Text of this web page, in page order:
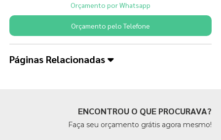
Orçamento por Whatsapp
Orçamento pelo Telefone
Páginas Relacionadas
ENCONTROU O QUE PROCURAVA?
Faça seu orçamento grátis agora mesmo!